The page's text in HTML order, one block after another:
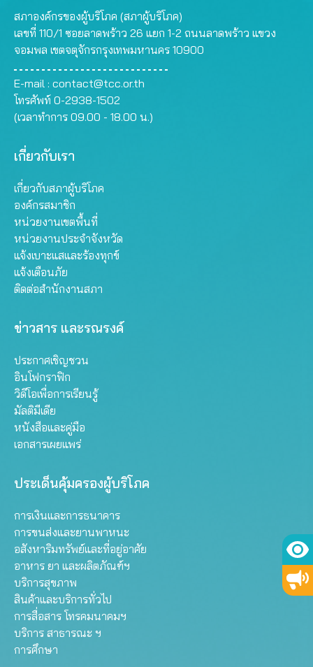
สภาองค์กรของผู้บริโภค (สภาผู้บริโภค)
เลขที่ 110/1 ซอยลาดพร้าว 26 แยก 1-2 ถนนลาดพร้าว แขวง
จอมพล เขตจตุจักรกรุงเทพมหานคร 10900
E-mail : contact@tcc.or.th
โทรศัพท์ 0-2938-1502
(เวลาทำการ 09.00 - 18.00 น.)
เกี่ยวกับเรา
เกี่ยวกับสภาผู้บริโภค
องค์กรสมาชิก
หน่วยงานเขตพื้นที่
หน่วยงานประจำจังหวัด
แจ้งเบาะแสและร้องทุกข์
แจ้งเตือนภัย
ติดต่อสำนักงานสภา
ข่าวสาร และรณรงค์
ประกาศเชิญชวน
อินโฟกราฟิก
วิดีโอเพื่อการเรียนรู้
มัลติมีเดีย
หนังสือและคู่มือ
เอกสารเผยแพร่
ประเด็นคุ้มครองผู้บริโภค
การเงินและการธนาคาร
การขนส่งและยานพาหนะ
อสังหาริมทรัพย์และที่อยู่อาศัย
อาหาร ยา และผลิตภัณฑ์ฯ
บริการสุขภาพ
สินค้าและบริการทั่วไป
การสื่อสาร โทรคมนาคมฯ
บริการ สาธารณะ ฯ
การศึกษา